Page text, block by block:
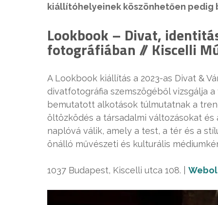
kiállítóhelyeinek köszönhetően pedig
Lookbook – Divat,
fotográfiában // Kiscelli
A Lookbook kiállítás a 2023-as Divat &
divatfotográfia szemszögéből vizsgálja
bemutatott alkotások túlmutatnak a
öltözködés a társadalmi változásokat
naplóvá válik, amely a test, a tér és a
önálló művészeti és kulturális
1037 Budapest, Kiscelli utca 108. |